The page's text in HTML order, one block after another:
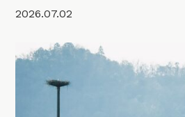
2026.07.02